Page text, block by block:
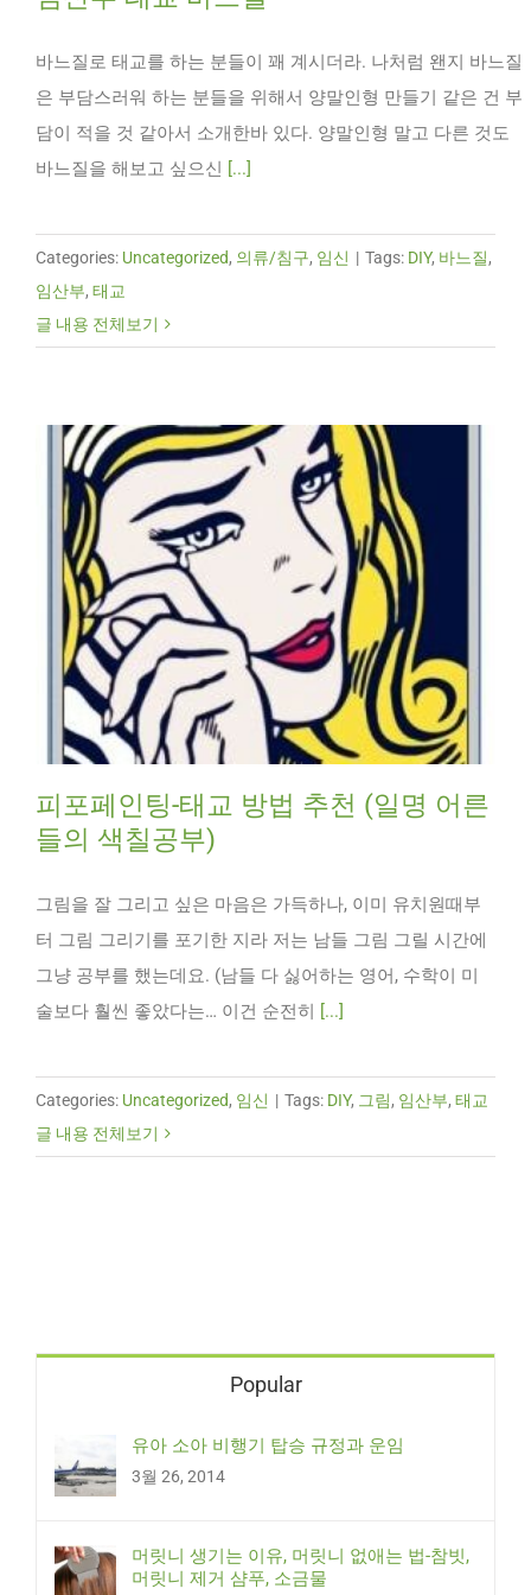
바느질로 태교를 하는 분들이 꽤 계시더라. 나처럼 왠지 바느질
은 부담스러워 하는 분들을 위해서 양말인형 만들기 같은 건 부
담이 적을 것 같아서 소개한바 있다. 양말인형 말고 다른 것도
바느질을 해보고 싶으신 [...]
Categories: Uncategorized, 의류/침구, 임신 | Tags: DIY, 바느질,
임산부, 태교
글 내용 전체보기
피포페인팅-태교 방법 추천 (일명 어른
들의 색칠공부)
그림을 잘 그리고 싶은 마음은 가득하나, 이미 유치원때부
터 그림 그리기를 포기한 지라 저는 남들 그림 그릴 시간에
그냥 공부를 했는데요. (남들 다 싫어하는 영어, 수학이 미
술보다 훨씬 좋았다는… 이건 순전히 [...]
Categories: Uncategorized, 임신 | Tags: DIY, 그림, 임산부, 태교
글 내용 전체보기
Popular
유아 소아 비행기 탑승 규정과 운임
3월 26, 2014
머릿니 생기는 이유, 머릿니 없애는 법-참빗,
머릿니 제거 샴푸, 소금물